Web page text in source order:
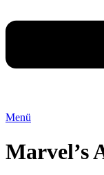
Menü
Marvel’s